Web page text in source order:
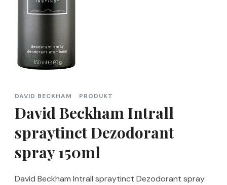
DAVID BECKHAM PRODUKT
David Beckham Intrall
spraytinct Dezodorant
spray 150ml
David Beckham Intrall spraytinct Dezodorant spray